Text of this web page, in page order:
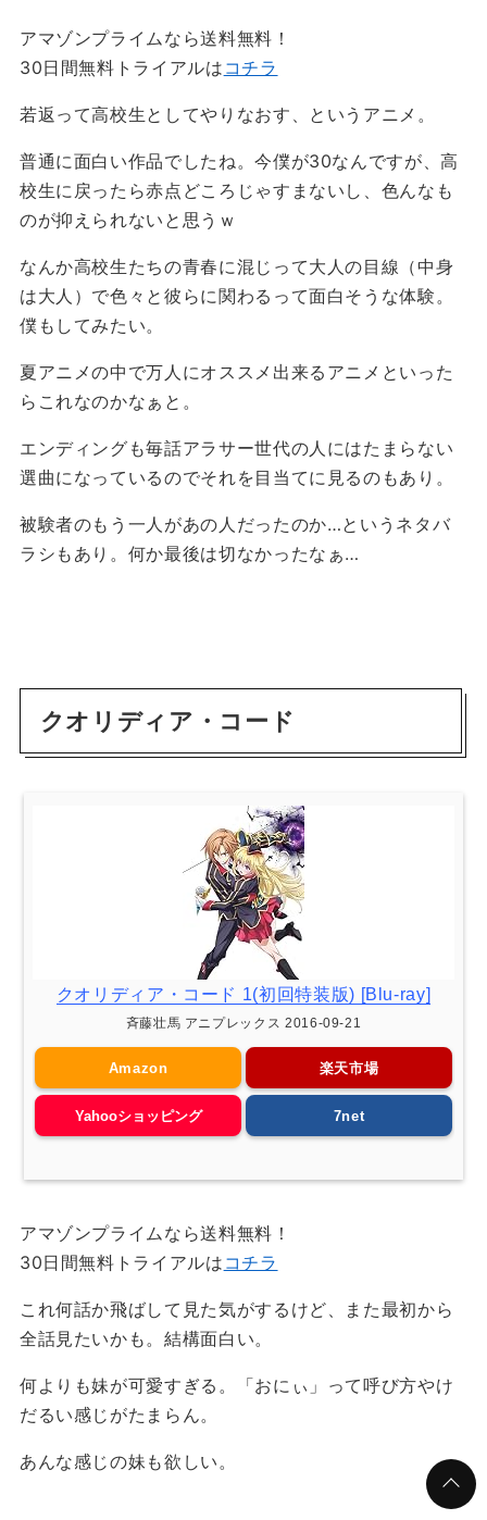
アマゾンプライムなら送料無料！
30日間無料トライアルは コチラ
若返って高校生としてやりなおす、というアニメ。
普通に面白い作品でしたね。今僕が30なんですが、高
校生に戻ったら赤点どころじゃすまないし、色んなも
のが抑えられないと思うｗ
なんか高校生たちの青春に混じって大人の目線（中身
は大人）で色々と彼らに関わるって面白そうな体験。
僕もしてみたい。
夏アニメの中で万人にオススメ出来るアニメといった
らこれなのかなぁと。
エンディングも毎話アラサー世代の人にはたまらない
選曲になっているのでそれを目当てに見るのもあり。
被験者のもう一人があの人だったのか…というネタバ
ラシもあり。何か最後は切なかったなぁ…
クオリディア・コード
クオリディア・コード 1(初回特装版) [Blu-ray]
斉藤壮馬 アニプレックス 2016-09-21
Amazon 楽天市場
Yahooショッピング 7net
アマゾンプライムなら送料無料！
30日間無料トライアルは コチラ
これ何話か飛ばして見た気がするけど、また最初から
全話見たいかも。結構面白い。
何よりも妹が可愛すぎる。「おにぃ」って呼び方やけ
だるい感じがたまらん。
あんな感じの妹も欲しい。